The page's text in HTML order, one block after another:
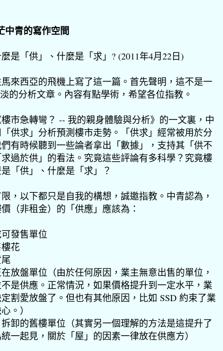
中青的寫作空間
是「供」、什麼是「求」? (2011年4月22日)
來西亞的飛機上寫了這一篇。首先聲明，這不是一
的分析文章。內容有點學術，希望各位指教。
市急轉彎？ -- 我的親身體驗與分析》的一文裏，中
供求」分析預測樓市走勢。「供求」經常被用於分
有時候聽到一些論者拿出「數據」，支持其「供不
過於供」的看法。究竟這些評論有多科學？究竟樓
「供」、什麼是「求」？
，以下都只是自我的構想，誠邀指教。中青認為，
（非租金）的「供應」應該為：
發售單位
花
放盤單位（由於任何原因，業主無意出售的單位，
是供應。正常情況，如果價格提升到一定水平，業
割愛放盤了。但也有其他原因，比如 SSD 約束了業
。）
卸的舊樓單位（其實另一個理解的方法是這提升了
一起見，關於「屋」的因素一律放在供應方）